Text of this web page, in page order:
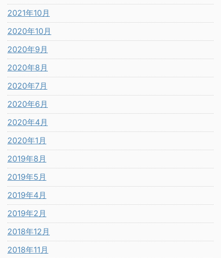
2021年10月
2020年10月
2020年9月
2020年8月
2020年7月
2020年6月
2020年4月
2020年1月
2019年8月
2019年5月
2019年4月
2019年2月
2018年12月
2018年11月